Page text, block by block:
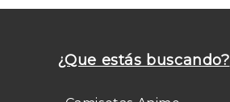
¿Que estás buscando?